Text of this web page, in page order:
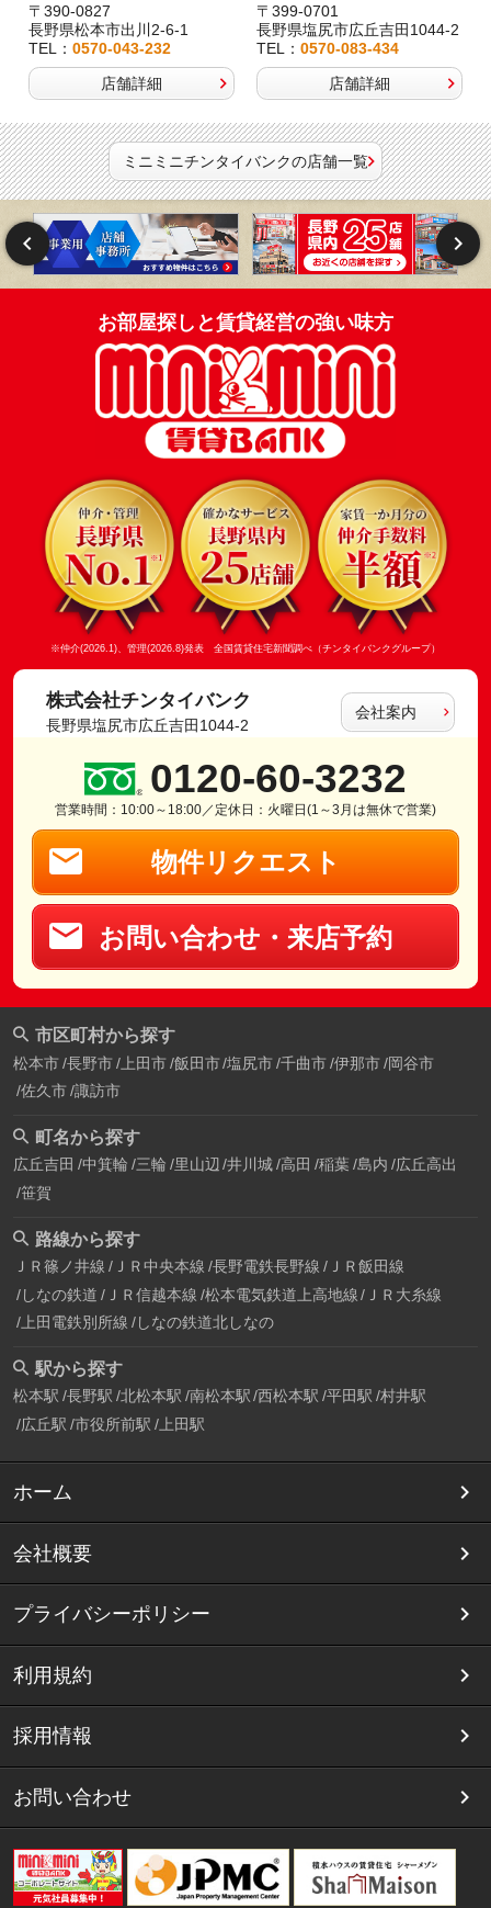
〒390-0827
長野県松本市出川2-6-1
TEL：0570-043-232
店舗詳細
〒399-0701
長野県塩尻市広丘吉田1044-2
TEL： 0570-083-434
店舗詳細
ミニミニチンタイバンクの店舗一覧
お部屋探しと賃貸経営の強い味方
※仲介(2026.1)、管理(2026.8)発表 全国賃貸住宅新聞調べ（チンタイバンクグループ）
株式会社チンタイバンク
長野県塩尻市広丘吉田1044-2
会社案内
0120-60-3232
営業時間：10:00～18:00／定休日：火曜日(1～3月は無休で営業)
物件リクエスト
お問い合わせ・来店予約
市区町村から探す
松本市 長野市 上田市 飯田市 塩尻市 千曲市 伊那市 岡谷市
佐久市 諏訪市
町名から探す
広丘吉田 中箕輪 三輪 里山辺 井川城 高田 稲葉 島内 広丘高出
笹賀
路線から探す
ＪＲ篠ノ井線 ＪＲ中央本線 長野電鉄長野線 ＪＲ飯田線
しなの鉄道 ＪＲ信越本線 松本電気鉄道上高地線
ＪＲ大糸線
上田電鉄別所線 しなの鉄道北しなの
駅から探す
松本駅 長野駅 北松本駅 南松本駅 西松本駅 平田駅 村井駅
広丘駅 市役所前駅 上田駅
ホーム
会社概要
プライバシーポリシー
利用規約
採用情報
お問い合わせ